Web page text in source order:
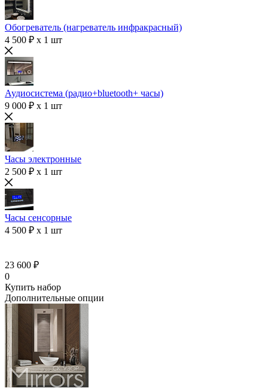
Обогреватель (нагреватель инфракрасный)
4 500 ₽ x 1 шт
Аудиосистема (радио+bluetooth+ часы)
9 000 ₽ x 1 шт
Часы электронные
2 500 ₽ x 1 шт
Часы сенсорные
4 500 ₽ x 1 шт
23 600 ₽
0
Купить набор
Дополнительные опции